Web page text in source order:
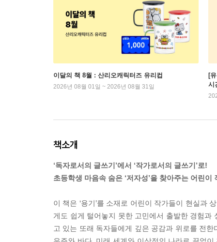
이달의 책 8월 : 산리오캐릭터즈 유리컵
2026년 08월 01일 ~ 2026년 08월 31일
[
시
책소개
‘독자로서의 글쓰기’에서 ‘작가로서의 글쓰기’로!
초등학생 마음속 숨은 ‘저자성’을 찾아주는 어린이
이 책은 ‘용기’를 소재로 어린이 작가들이 현실과
게도 쉽게 털어놓지 못한 고민에서 출발한 경험
고 있는 또래 독자들에게 깊은 공감과 위로를 전